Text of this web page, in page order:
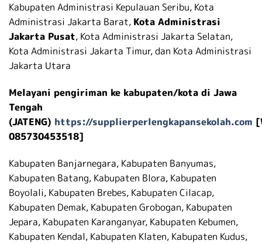
Kabupaten Administrasi Kepulauan Seribu, Kota
Administrasi Jakarta Barat, Kota Administrasi
Jakarta Pusat, Kota Administrasi Jakarta Selatan,
Kota Administrasi Jakarta Timur, dan Kota Administrasi
Jakarta Utara
Melayani pengiriman ke kabupaten/kota di Jawa
Tengah
(JATENG) https://supplierperlengkapansekolah.com
085730453518]
Kabupaten Banjarnegara, Kabupaten Banyumas,
Kabupaten Batang, Kabupaten Blora, Kabupaten
Boyolali, Kabupaten Brebes, Kabupaten Cilacap,
Kabupaten Demak, Kabupaten Grobogan, Kabupaten
Jepara, Kabupaten Karanganyar, Kabupaten Kebumen,
Kabupaten Kendal, Kabupaten Klaten, Kabupaten Kudus,